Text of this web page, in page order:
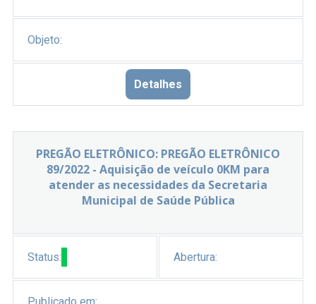
Objeto:
Detalhes
PREGÃO ELETRÔNICO: PREGÃO ELETRÔNICO
89/2022 - Aquisição de veículo 0KM para
atender as necessidades da Secretaria
Municipal de Saúde Pública
Status: Abertura: